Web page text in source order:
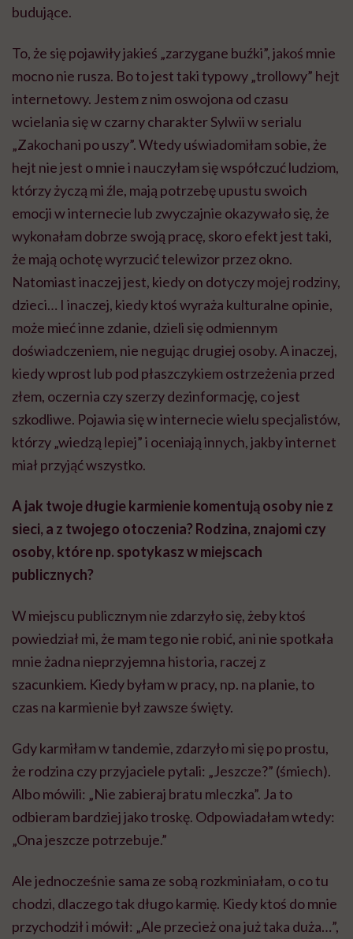
budujące.
To, że się pojawiły jakieś „zarzygane buźki”, jakoś mnie
mocno nie rusza. Bo to jest taki typowy „trollowy” hejt
internetowy. Jestem z nim oswojona od czasu
wcielania się w czarny charakter Sylwii w serialu
„Zakochani po uszy”. Wtedy uświadomiłam sobie, że
hejt nie jest o mnie i nauczyłam się współczuć ludziom,
którzy życzą mi źle, mają potrzebę upustu swoich
emocji w internecie lub zwyczajnie okazywało się, że
wykonałam dobrze swoją pracę, skoro efekt jest taki,
że mają ochotę wyrzucić telewizor przez okno.
Natomiast inaczej jest, kiedy on dotyczy mojej rodziny,
dzieci… I inaczej, kiedy ktoś wyraża kulturalne opinie,
może mieć inne zdanie, dzieli się odmiennym
doświadczeniem, nie negując drugiej osoby. A inaczej,
kiedy wprost lub pod płaszczykiem ostrzeżenia przed
złem, oczernia czy szerzy dezinformację, co jest
szkodliwe. Pojawia się w internecie wielu specjalistów,
którzy „wiedzą lepiej” i oceniają innych, jakby internet
miał przyjąć wszystko.
A jak twoje długie karmienie komentują osoby nie z
sieci, a z twojego otoczenia? Rodzina, znajomi czy
osoby, które np. spotykasz w miejscach
publicznych?
W miejscu publicznym nie zdarzyło się, żeby ktoś
powiedział mi, że mam tego nie robić, ani nie spotkała
mnie żadna nieprzyjemna historia, raczej z
szacunkiem. Kiedy byłam w pracy, np. na planie, to
czas na karmienie był zawsze święty.
Gdy karmiłam w tandemie, zdarzyło mi się po prostu,
że rodzina czy przyjaciele pytali: „Jeszcze?” (śmiech).
Albo mówili: „Nie zabieraj bratu mleczka”. Ja to
odbieram bardziej jako troskę. Odpowiadałam wtedy:
„Ona jeszcze potrzebuje.”
Ale jednocześnie sama ze sobą rozkminiałam, o co tu
chodzi, dlaczego tak długo karmię. Kiedy ktoś do mnie
przychodził i mówił: „Ale przecież ona już taka duża…”,